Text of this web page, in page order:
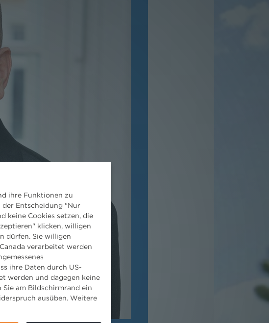
ihre Funktionen zu
der Entscheidung "Nur
keine Cookies setzen, die
klicken, willigen
dürfen. Sie willigen
verarbeitet werden
ihre Daten durch US-
werden und dagegen keine
am Bildschirmrand ein
ausüben. Weitere